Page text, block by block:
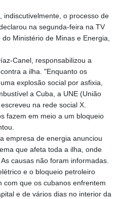
IQD 1509.981237
IRR
1590322.371805
JEP 0.8566
JMD 183.057725
JOD 0.819746
JPY 182.445186
KES 149.158147
KGS 101.104505
KHR 4681.941823
KMF 492.514185
KRW 1627.712241
KWD 0.356853
KYD 0.960588
KZT 540.233287
LAK 26025.676609
indiscutivelmente, o processo de
na segunda-feira na TV
Ministério de Minas e Energia,
Canel, responsabilizou a
a ilha. "Enquanto os
explosão social por asfixia,
a Cuba, a UNE (União
na rede social X.
fazem em meio a um bloqueio
empresa de energia anunciou
que afeta toda a ilha, onde
causas não foram informadas.
e o bloqueio petroleiro
com que os cubanos enfrentem
e de vários dias no interior da